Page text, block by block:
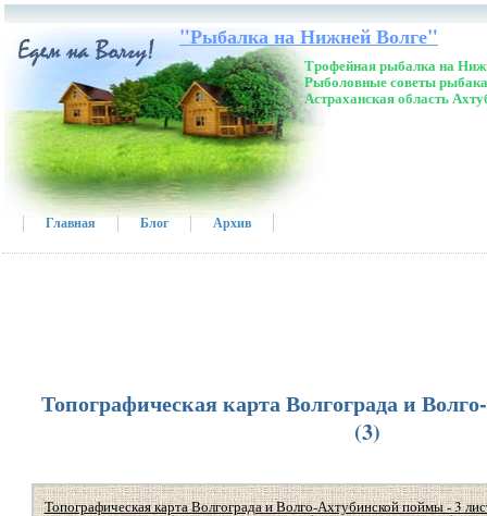
"Рыбалка на Нижней Волге"
Трофейная рыбалка на
Рыболовные советы
Астраханская область
Главная Блог Архив
Топографическая карта Волгограда и
(3)
Топографическая карта Волгограда и Волго-Ахтубинской поймы - 3